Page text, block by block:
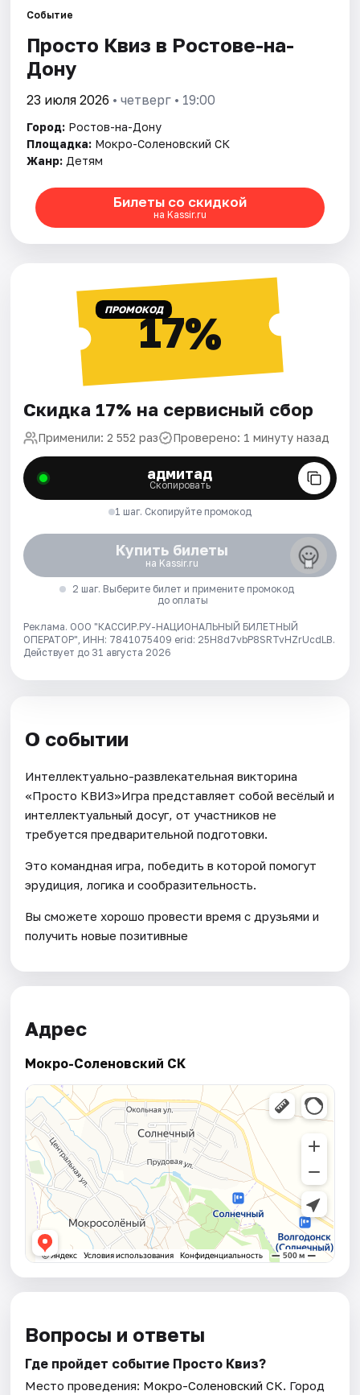
Города
Площадки
Рейтинги
Событие
Просто Квиз в Ростове-на-
Дону
23 июля 2026 • четверг • 19:00
Город: Ростов-на-Дону
Площадка: Мокро-Соленовский СК
Жанр: Детям
Билеты со скидкой
на Kassir.ru
ПРОМОКОД17%
Скидка 17% на сервисный сбор
Применили: 2 552 раз Проверено: 1 минуту назад
адмитад
Скопировать
1 шаг. Скопируйте промокод
Купить билеты
на Kassir.ru
2 шаг. Выберите билет и примените промокод
до оплаты
Реклама. ООО "КАССИР.РУ-НАЦИОНАЛЬНЫЙ БИЛЕТНЫЙ
ОПЕРАТОР", ИНН: 7841075409 erid: 25H8d7vbP8SRTvHZrUcdLB.
Действует до 31 августа 2026
О событии
Интеллектуально-развлекательная викторина
«Просто КВИЗ»Игра представляет собой весёлый и
интеллектуальный досуг, от участников не
требуется предварительной подготовки.
Это командная игра, победить в которой помогут
эрудиция, логика и сообразительность.
Вы сможете хорошо провести время с друзьями и
получить новые позитивные
Адрес
Мокро-Соленовский СК
Вопросы и ответы
Где пройдет событие Просто Квиз?
Место проведения: Мокро-Соленовский СК. Город